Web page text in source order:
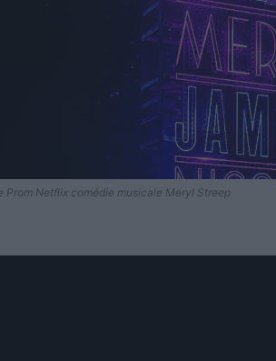
Prom Netflix comédie musicale Meryl Streep